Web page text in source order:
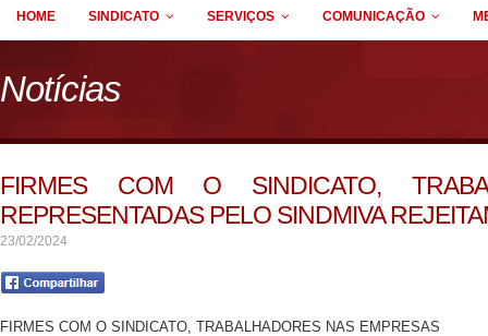
HOME SINDICATO SERVIÇOS COMUNICAÇÃO
Notícias
FIRMES COM O SINDICATO,
REPRESENTADAS PELO SINDMIVA
23/02/2024
FIRMES COM O SINDICATO, TRABALHADORES NAS EMPRESAS